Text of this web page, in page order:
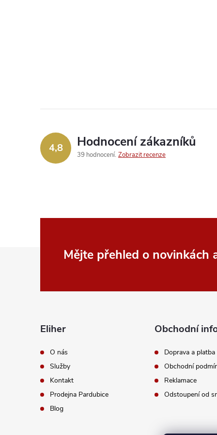
4,8 Hodnocení zákazníků
39 hodnocení Zobrazit recenze
Mějte přehled o novinkách
Eliher
O nás
Služby
Kontakt
Prodejna Pardubice
Blog
Obchodní
Doprava a platba
Obchodní
Reklamace
Odstoupení od